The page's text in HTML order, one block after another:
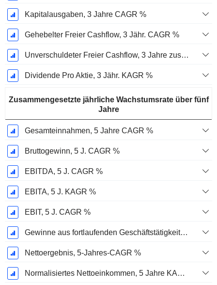
Kapitalausgaben, 3 Jahre CAGR %
Gehebelter Freier Cashflow, 3 Jähr. CAGR %
Unverschuldeter Freier Cashflow, 3 Jahre zusammengesetzte jährliche Wachstumsrate %
Dividende Pro Aktie, 3 Jähr. KAGR %
Zusammengesetzte jährliche Wachstumsrate über fünf
Jahre
Gesamteinnahmen, 5 Jahre CAGR %
Bruttogewinn, 5 J. CAGR %
EBITDA, 5 J. CAGR %
EBITA, 5 J. KAGR %
EBIT, 5 J. CAGR %
Gewinne aus fortlaufenden Geschäftstätigkeiten, 5-Jahres-CAGR %
Nettoergebnis, 5-Jahres-CAGR %
Normalisiertes Nettoeinkommen, 5 Jahre KAGR %